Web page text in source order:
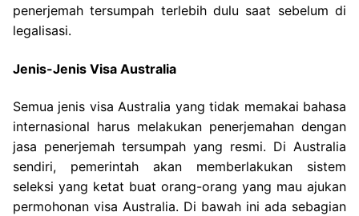
penerjemah tersumpah terlebih dulu saat sebelum di
legalisasi.
Jenis-Jenis Visa Australia
Semua jenis visa Australia yang tidak memakai bahasa
internasional harus melakukan penerjemahan dengan
jasa penerjemah tersumpah yang resmi. Di Australia
sendiri, pemerintah akan memberlakukan sistem
seleksi yang ketat buat orang-orang yang mau ajukan
permohonan visa Australia. Di bawah ini ada sebagian